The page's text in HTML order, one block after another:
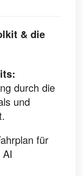
& die
durch die
und
für